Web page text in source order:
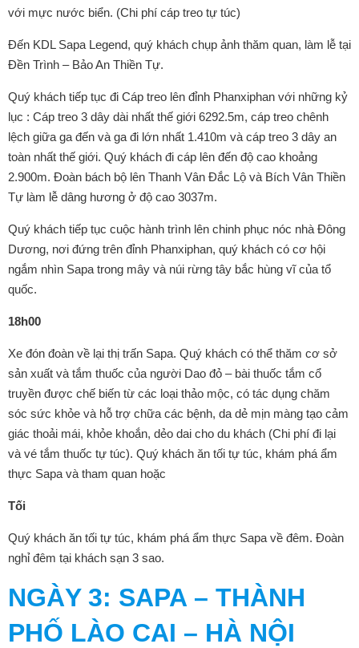
với mực nước biển. (Chi phí cáp treo tự túc)
Đến KDL Sapa Legend, quý khách chụp ảnh thăm quan, làm lễ tại
Đền Trình – Bảo An Thiền Tự.
Quý khách tiếp tục đi Cáp treo lên đỉnh Phanxiphan với những kỷ
lục : Cáp treo 3 dây dài nhất thế giới 6292.5m, cáp treo chênh
lệch giữa ga đến và ga đi lớn nhất 1.410m và cáp treo 3 dây an
toàn nhất thế giới. Quý khách đi cáp lên đến độ cao khoảng
2.900m. Đoàn bách bộ lên Thanh Vân Đắc Lộ và Bích Vân Thiền
Tự làm lễ dâng hương ở độ cao 3037m.
Quý khách tiếp tục cuộc hành trình lên chinh phục nóc nhà Đông
Dương, nơi đứng trên đỉnh Phanxiphan, quý khách có cơ hội
ngắm nhìn Sapa trong mây và núi rừng tây bắc hùng vĩ của tổ
quốc.
18h00
Xe đón đoàn về lại thị trấn Sapa. Quý khách có thể thăm cơ sở
sản xuất và tắm thuốc của người Dao đỏ – bài thuốc tắm cổ
truyền được chế biến từ các loại thảo mộc, có tác dụng chăm
sóc sức khỏe và hỗ trợ chữa các bệnh, da dẻ mịn màng tạo cảm
giác thoải mái, khỏe khoắn, dẻo dai cho du khách (Chi phí đi lại
và vé tắm thuốc tự túc). Quý khách ăn tối tự túc, khám phá ẩm
thực Sapa và tham quan hoặc
Tối
Quý khách ăn tối tự túc, khám phá ẩm thực Sapa về đêm. Đoàn
nghỉ đêm tại khách sạn 3 sao.
NGÀY 3: SAPA – THÀNH
PHỐ LÀO CAI – HÀ NỘI